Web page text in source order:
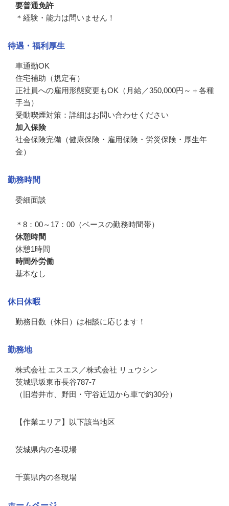
要普通免許
＊経験・能力は問いません！
待遇・福利厚生
車通勤OK
住宅補助（規定有）
正社員への雇用形態変更もOK（月給／350,000円～＋各種
手当）
受動喫煙対策：詳細はお問い合わせください
加入保険
社会保険完備（健康保険・雇用保険・労災保険・厚生年
金）
勤務時間
委細面談
＊8：00～17：00（ベースの勤務時間帯）
休憩時間
休憩1時間
時間外労働
基本なし
休日休暇
勤務日数（休日）は相談に応じます！
勤務地
株式会社 エスエス／株式会社 リュウシン
茨城県坂東市長谷787-7
（旧岩井市、野田・守谷近辺から車で約30分）
【作業エリア】以下該当地区
茨城県内の各現場
千葉県内の各現場